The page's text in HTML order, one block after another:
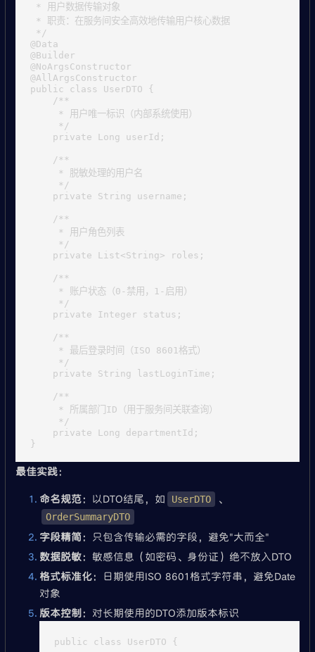
* 用户数据传输对象
* 职责：在服务间安全高效地传输用户核心数据
*/
@Data
@Builder
@NoArgsConstructor
@AllArgsConstructor
public class UserDTO {
    /**
     * 用户唯一标识（内部系统使用）
     */
    private Long userId;
    /**
     * 脱敏处理的用户名
     */
    private String username;
    /**
     * 用户角色列表
     */
    private List<String> roles;
    /**
     * 账户状态（0-禁用，1-启用）
     */
    private Integer status;
    /**
     * 最后登录时间（ISO 8601格式）
     */
    private String lastLoginTime;
    /**
     * 所属部门ID（用于服务间关联查询）
     */
    private Long departmentId;
最佳实践：
命名规范：以DTO结尾，如 UserDTO 、
OrderSummaryDTO
字段精简：只包含传输必需的字段，避免"大而全"
数据脱敏：敏感信息（如密码、身份证）绝不放入DTO
格式标准化：日期使用ISO 8601格式字符串，避免Date
对象
版本控制：对长期使用的DTO添加版本标识
public class UserDTO {